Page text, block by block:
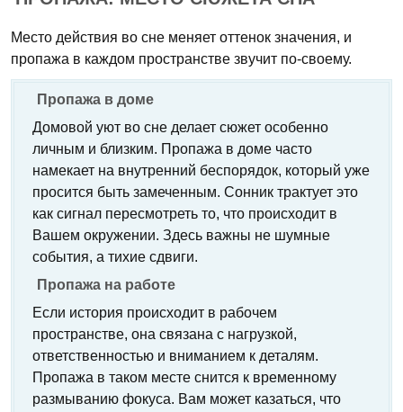
Место действия во сне меняет оттенок значения, и
пропажа в каждом пространстве звучит по-своему.
Пропажа в доме
Домовой уют во сне делает сюжет особенно
личным и близким. Пропажа в доме часто
намекает на внутренний беспорядок, который уже
просится быть замеченным. Сонник трактует это
как сигнал пересмотреть то, что происходит в
Вашем окружении. Здесь важны не шумные
события, а тихие сдвиги.
Пропажа на работе
Если история происходит в рабочем
пространстве, она связана с нагрузкой,
ответственностью и вниманием к деталям.
Пропажа в таком месте снится к временному
размыванию фокуса. Вам может казаться, что